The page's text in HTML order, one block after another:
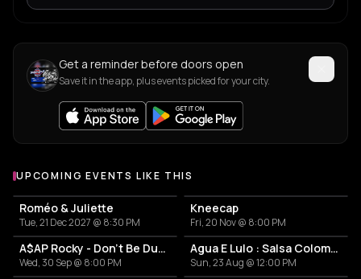
Get a reminder before doors open
Save it in the app, plus events picked for your city.
UPCOMING EVENTS LIKE THIS
Roméo & Juliette
Tue, 21 Dec 2027 @ 8:30 PM
Kneecap
Fri, 20 Nov @ 8:00 PM
A$AP Rocky - Don't Be Dumb World Tour
Wed, 30 Sep @ 8:00 PM
Agua E Lulo : Salsa Colombienne
Sun, 23 Aug @ 12:00 PM